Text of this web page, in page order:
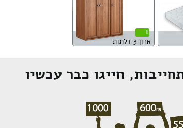
1
ארון 3 דלתות
חייגו כבר עכשיו